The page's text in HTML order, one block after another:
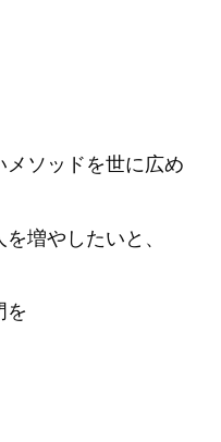
ソッドを世に広め
増やしたいと、
を